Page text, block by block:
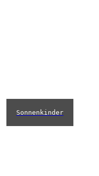
Sonnenkinder